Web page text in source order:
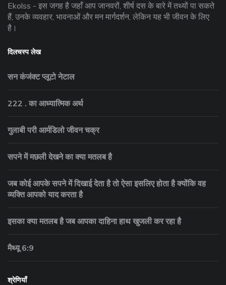
Ekolss - इस जगह है जहाँ आप जानवरों, शीर्ष दस के बारे में तथ्यों पा सकते
हैं, उनके व्यवहार, भावनाओं और मन मार्गदर्शन, लेकिन यह भी जीवन के लिए
है।
दिलचस्प लेख
सन कंजंक्ट प्लूटो नेटाल
222 . का आध्यात्मिक अर्थ
गुलाबी परी आर्मडिलो जीवन चक्र
सपने में मछली देखने का क्या मतलब है
जब कोई आपके सपने में दिखाई देता है तो ऐसा इसलिए होता है क्योंकि वह
व्यक्ति आपको याद करता है
इसका क्या मतलब है जब आपका दाहिना हाथ खुजली कर रहा है
मैथ्यू 6:9
श्रेणियाँ